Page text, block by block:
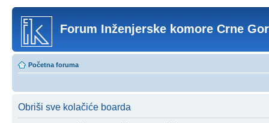
Forum Inženjerske komore Crne
Početna foruma
Obriši sve kolačiće boarda